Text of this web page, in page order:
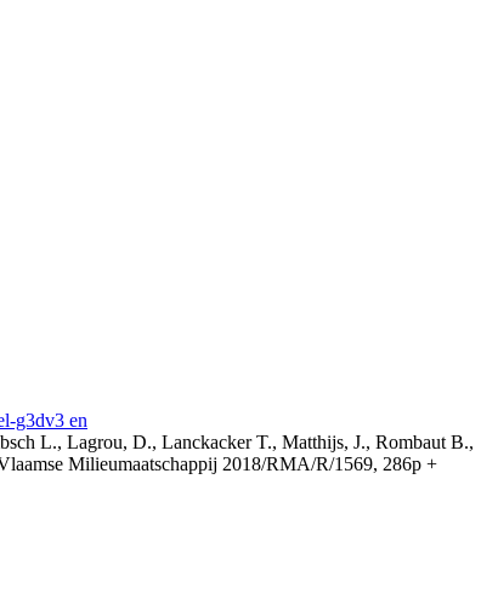
g3dv3 en
L., Lagrou, D., Lanckacker T., Matthijs, J., Rombaut B.,
Milieumaatschappij 2018/RMA/R/1569, 286p +